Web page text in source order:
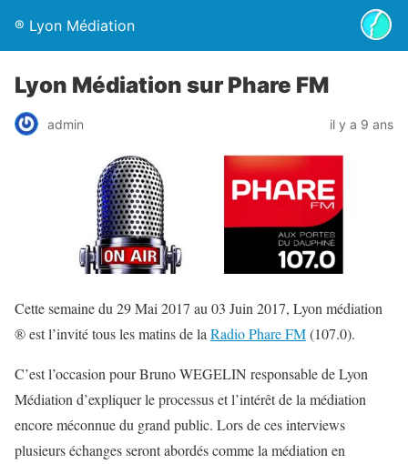
® Lyon Médiation
Lyon Médiation sur Phare FM
admin il y a 9 ans
Cette semaine du 29 Mai 2017 au 03 Juin 2017, Lyon médiation
® est l’invité tous les matins de la Radio Phare FM(107.0).
C’est l’occasion pour Bruno WEGELIN responsable de Lyon
Médiation d’expliquer le processus et l’intérêt de la médiation
encore méconnue du grand public. Lors de ces interviews
plusieurs échanges seront abordés comme la médiation en